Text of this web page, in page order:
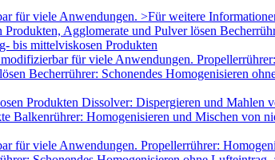
für viele Anwendungen. >Für weitere
Agglomerate und Pulver lösen
bis mittelviskosen Produkten
für viele Anwendungen.
Becherrührer: Schonendes Homogenisieren
Produkten Dissolver: Dispergieren und Mahlen
Balkenrührer: Homogenisieren und Mischen von
für viele Anwendungen. Propellerrührer: